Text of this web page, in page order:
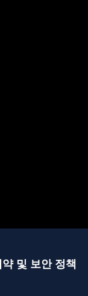
약 및 보안 정책